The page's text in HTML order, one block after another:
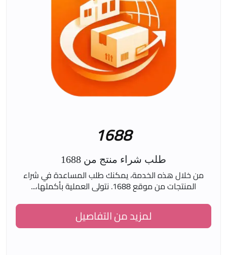
1688
طلب شراء منتج من 1688
من خلال هذه الخدمة، يمكنك طلب المساعدة في شراء
المنتجات من موقع 1688. نتولى العملية بأكملها،...
لمزيد من التفاصيل